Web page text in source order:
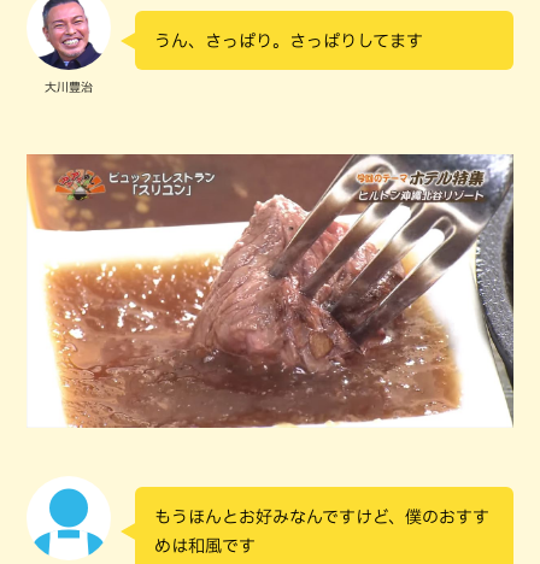
大川豊治
うん、さっぱり。さっぱりしてます
もうほんとお好みなんですけど、僕のおすす
めは和風です